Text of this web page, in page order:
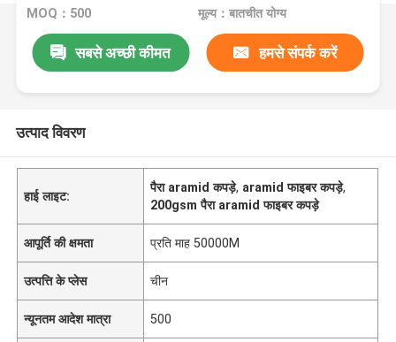
MOQ：500 मूल्य：बातचीत योग्य
सबसे अच्छी कीमत हमसे संपर्क करें
उत्पाद विवरण
हाई लाइट:
पैरा aramid कपड़े, aramid फाइबर कपड़े,
200gsm पैरा aramid फाइबर कपड़े
आपूर्ति की क्षमता प्रति माह 50000M
उत्पत्ति के प्लेस चीन
न्यूनतम आदेश मात्रा 500